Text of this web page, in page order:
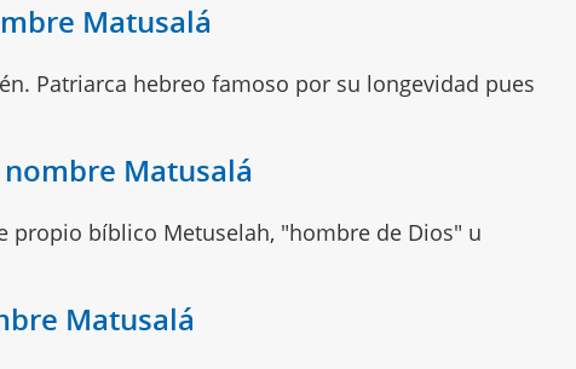
Matusalá
Patriarca hebreo famoso por su longevidad pues
Matusalá
propio bíblico Metuselah, "hombre de Dios" u
Matusalá